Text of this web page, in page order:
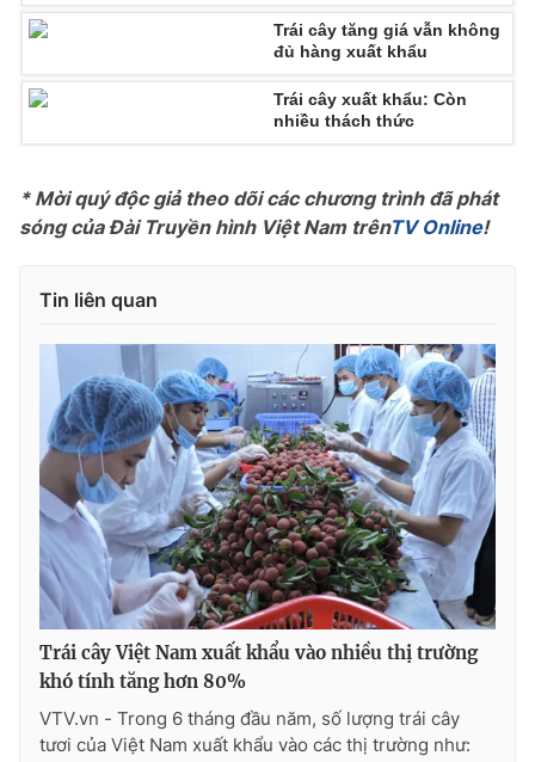
Sản phẩm
Thị trường
Chuyên mục khác
Emagazine Podcast
VTV Money VTV Thể thao
VTV Sức khoẻ Bất động sản
Thị trường 24h Tấm lòng Việt
VTV4 Vươn mình bằng AI
VTV9
Liên hệ tòa soạn English
Trái cây tăng giá vẫn không
đủ hàng xuất khẩu
Trái cây xuất khẩu: Còn
nhiều thách thức
* Mời quý độc giả theo dõi các chương trình đã phát
sóng của Đài Truyền hình Việt Nam trênTV Online!
Tin liên quan
Trái cây Việt Nam xuất khẩu vào nhiều thị trường
khó tính tăng hơn 80%
VTV.vn - Trong 6 tháng đầu năm, số lượng trái cây
tươi của Việt Nam xuất khẩu vào các thị trường như: